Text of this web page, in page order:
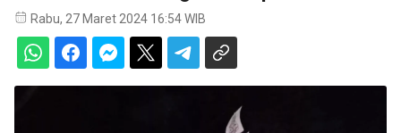
Rabu, 27 Maret 2024 16:54 WIB